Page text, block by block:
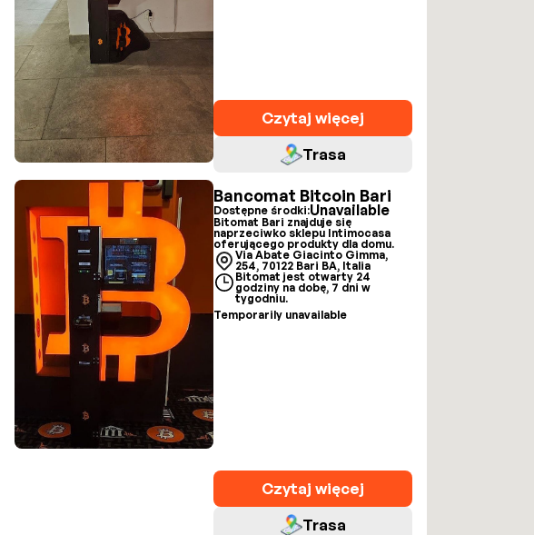
Czytaj więcej
Trasa
Bancomat Bitcoin Bari
Dostępne środki:Unavailable
Bitomat Bari znajduje się
naprzeciwko sklepu Intimocasa
oferującego produkty dla domu.
Via Abate Giacinto Gimma,
254, 70122 Bari BA, Italia
Bitomat jest otwarty 24
godziny na dobę, 7 dni w
tygodniu.
Temporarily unavailable
Czytaj więcej
Trasa